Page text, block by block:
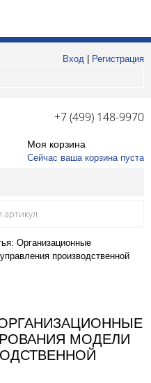
Вход
Регистрация
+7 (499) 148-9970
Моя корзина
Сейчас ваша корзина пуста
Организационные
производственной
МОДЕЛИ